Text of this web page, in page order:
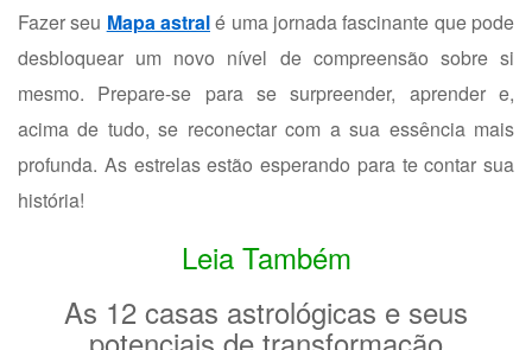
Fazer seu Mapa astralé uma jornada fascinante que pode
desbloquear um novo nível de compreensão sobre si
mesmo. Prepare-se para se surpreender, aprender e,
acima de tudo, se reconectar com a sua essência mais
profunda. As estrelas estão esperando para te contar sua
história!
Leia Também
As 12 casas astrológicas e seus